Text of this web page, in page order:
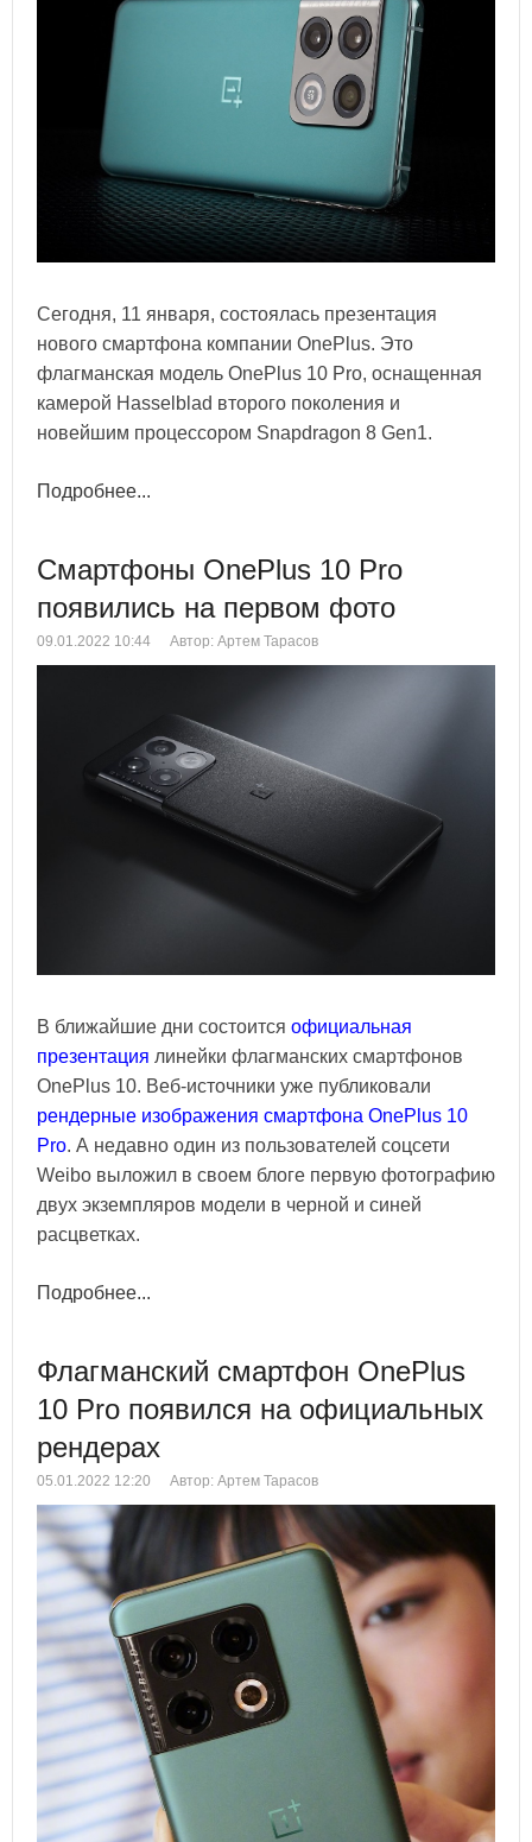
Сегодня, 11 января, состоялась презентация
нового смартфона компании OnePlus. Это
флагманская модель OnePlus 10 Pro, оснащенная
камерой Hasselblad второго поколения и
новейшим процессором Snapdragon 8 Gen1.
Подробнее...
Смартфоны OnePlus 10 Pro
появились на первом фото
09.01.2022 10:44 Автор: Артем Тарасов
В ближайшие дни состоится официальная
презентация линейки флагманских смартфонов
OnePlus 10. Веб-источники уже публиковали
рендерные изображения смартфона OnePlus 10
Pro. А недавно один из пользователей соцсети
Weibo выложил в своем блоге первую фотографию
двух экземпляров модели в черной и синей
расцветках.
Подробнее...
Флагманский смартфон OnePlus
10 Pro появился на официальных
рендерах
05.01.2022 12:20 Автор: Артем Тарасов